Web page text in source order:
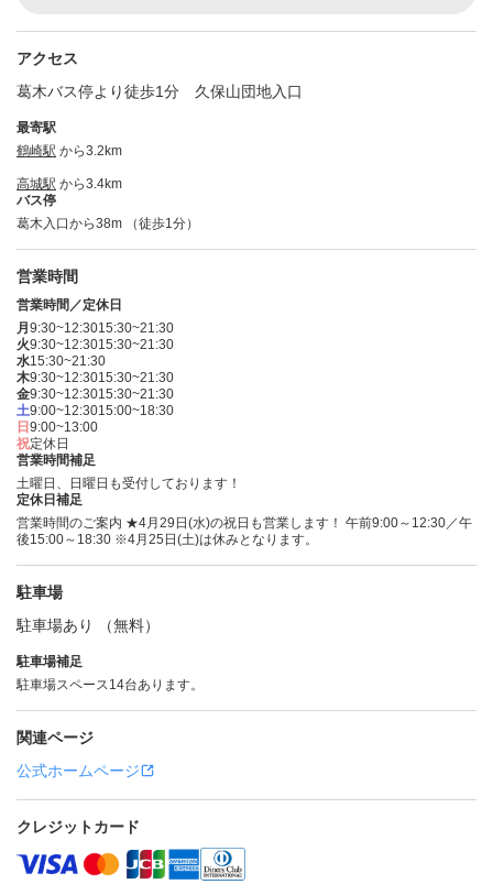
アクセス
葛木バス停より徒歩1分 久保山団地入口
最寄駅
鶴崎駅 から3.2km
高城駅 から3.4km
バス停
葛木入口から38m （徒歩1分）
営業時間
営業時間／定休日
月 9:30~12:3015:30~21:30
火9:30~12:3015:30~21:30
水15:30~21:30
木9:30~12:3015:30~21:30
金9:30~12:3015:30~21:30
土9:00~12:3015:00~18:30
日 9:00~13:00
祝定休日
営業時間補足
土曜日、日曜日も受付しております！
定休日補足
営業時間のご案内 ★4月29日(水)の祝日も営業します！ 午前9:00～12:30／午
後15:00～18:30 ※4月25日(土)は休みとなります。
駐車場
駐車場あり （無料）
駐車場補足
駐車場スペース14台あります。
関連ページ
公式ホームページ
クレジットカード